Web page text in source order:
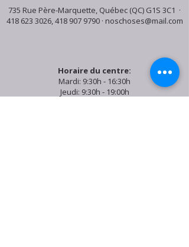
735 Rue Père-Marquette, Québec (QC) G1S 3C1 ·
418 623 3026,418 907 9790· noschoses@mail.com
Horaire du centre:
Mardi: 9:30h - 16:30h
Jeudi: 9:30h - 19:00h